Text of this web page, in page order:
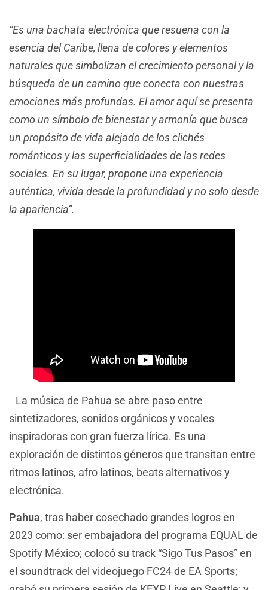
“Es una bachata electrónica que resuena con la
esencia del Caribe, llena de colores y elementos
naturales que simbolizan el crecimiento personal y la
búsqueda de un camino que conecta con nuestras
emociones más profundas. El amor aquí se presenta
como un símbolo de bienestar y armonía que busca
un propósito de vida alejado de los clichés
románticos y las superficialidades de las redes
sociales. En su lugar, propone una experiencia
auténtica, vivida desde la profundidad y no solo desde
la apariencia”.
La música de Pahua se abre paso entre
sintetizadores, sonidos orgánicos y vocales
inspiradoras con gran fuerza lírica. Es una
exploración de distintos géneros que transitan entre
ritmos latinos, afro latinos, beats alternativos y
electrónica.
Pahua, tras haber cosechado grandes logros en
2023 como: ser embajadora del programa EQUAL de
Spotify México; colocó su track “Sigo Tus Pasos” en
el soundtrack del videojuego FC24 de EA Sports;